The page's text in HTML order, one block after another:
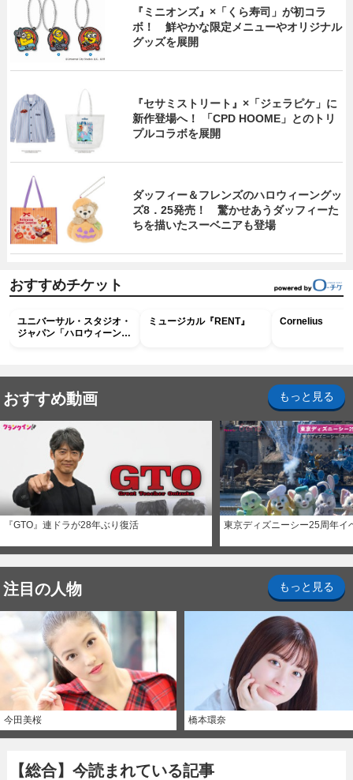
『ミニオンズ』×「くら寿司」が初コラ
ボ！ 鮮やかな限定メニューやオリジナル
グッズを展開
『セサミストリート』×「ジェラピケ」に
新作登場へ！ 「CPD HOOME」とのトリ
プルコラボを展開
ダッフィー＆フレンズのハロウィーングッ
ズ8．25発売！ 驚かせあうダッフィーた
ちを描いたスーベニアも登場
おすすめチケット
ユニバーサル・スタジオ・
ジャパン「ハロウィーン・
ミュージカル『RENT』 Cornelius
おすすめ動画 もっと見る
『GTO』連ドラが28年ぶり復活 東京ディズニーシー25周年イ
注目の人物 もっと見る
今田美桜 橋本環奈
【総合】今読まれている記事